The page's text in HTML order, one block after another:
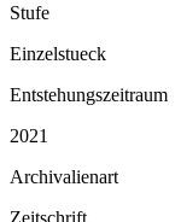
Stufe
Einzelstueck
Entstehungszeitraum
2021
Archivalienart
Zeitschrift